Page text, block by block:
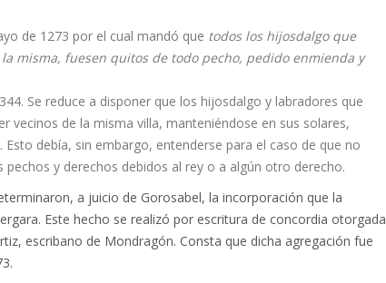
de 1273 por el cual mandó que todos los hijosdalgo que
misma, fuesen quitos de todo pecho, pedido enmienda y
Se reduce a disponer que los hijosdalgo y labradores que
vecinos de la misma villa, manteniéndose en sus solares,
debía, sin embargo, entenderse para el caso de que no
y derechos debidos al rey o a algún otro derecho.
a juicio de Gorosabel, la incorporación que la
Este hecho se realizó por escritura de concordia otorgada
escribano de Mondragón. Consta que dicha agregación fue